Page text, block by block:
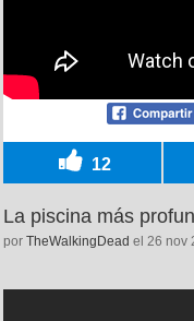
12
La piscina más
por TheWalkingDead el 26 nov